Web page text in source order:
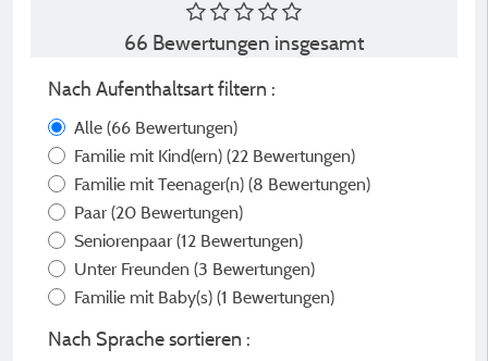
66 Bewertungen insgesamt
Nach Aufenthaltsart filtern :
Alle (66 Bewertungen)
Familie mit Kind(ern) (22 Bewertungen)
Familie mit Teenager(n) (8 Bewertungen)
Paar (20 Bewertungen)
Seniorenpaar (12 Bewertungen)
Unter Freunden (3 Bewertungen)
Familie mit Baby(s) (1 Bewertungen)
Nach Sprache sortieren :